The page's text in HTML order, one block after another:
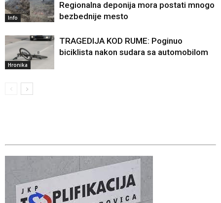
Info
Regionalna deponija mora postati mnogo
bezbednije mesto
Hronika
TRAGEDIJA KOD RUME: Poginuo
biciklista nakon sudara sa automobilom